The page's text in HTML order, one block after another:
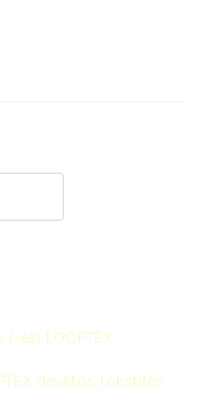
ės) LOOPTEX
dėvėtos tekstilės